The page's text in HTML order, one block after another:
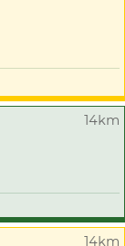
14km
14km